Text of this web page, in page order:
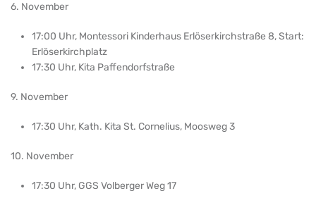
6. November
17:00 Uhr, Montessori Kinderhaus Erlöserkirchstraße 8, Start:
Erlöserkirchplatz
17:30 Uhr, Kita Paffendorfstraße
9. November
17:30 Uhr, Kath. Kita St. Cornelius, Moosweg 3
10. November
17:30 Uhr, GGS Volberger Weg 17